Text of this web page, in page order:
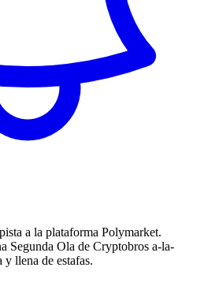
a la plataforma Polymarket.
Segunda Ola de Cryptobros a-la-
llena de estafas.